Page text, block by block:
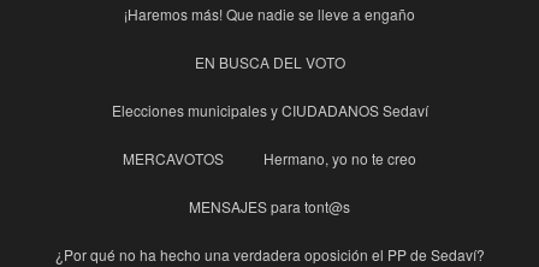
¡Haremos más! Que nadie se lleve a engaño
EN BUSCA DEL VOTO
Elecciones municipales y CIUDADANOS Sedaví
MERCAVOTOS Hermano, yo no te creo
MENSAJES para tont@s
¿Por qué no ha hecho una verdadera oposición el PP de Sedaví?